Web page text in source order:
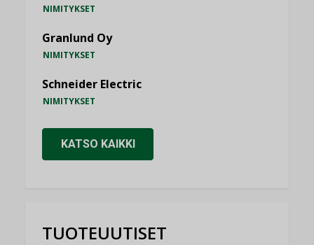
NIMITYKSET
Granlund Oy
NIMITYKSET
Schneider Electric
NIMITYKSET
KATSO KAIKKI
TUOTEUUTISET